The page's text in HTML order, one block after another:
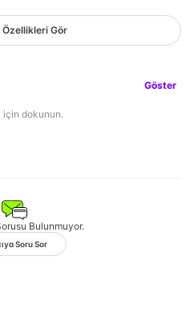
Özellikleri Gör
Göster
için dokunun.
Bulunmuyor.
Soru Sor